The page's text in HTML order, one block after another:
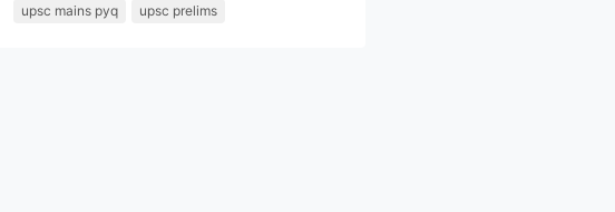
upsc mains pyq
upsc prelims